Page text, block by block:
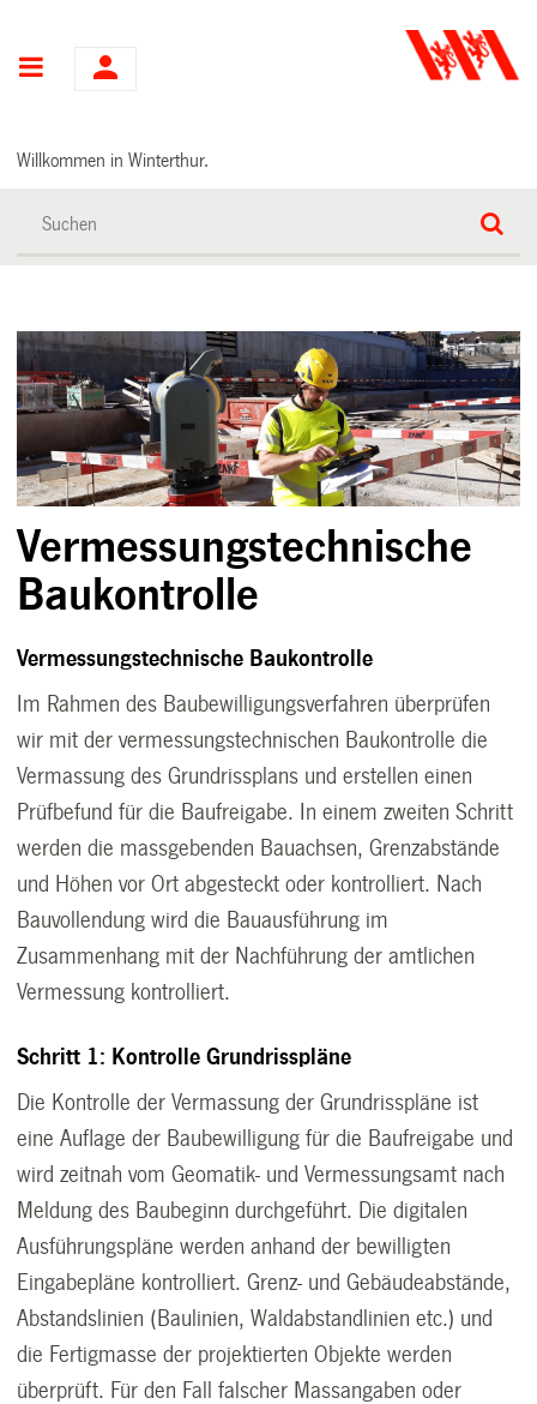
Hauptnavigation
Willkommen in Winterthur.
Vermessungstechnische
Baukontrolle
Vermessungstechnische Baukontrolle
Im Rahmen des Baubewilligungsverfahren überprüfen
wir mit der vermessungstechnischen Baukontrolle die
Vermassung des Grundrissplans und erstellen einen
Prüfbefund für die Baufreigabe. In einem zweiten Schritt
werden die massgebenden Bauachsen, Grenzabstände
und Höhen vor Ort abgesteckt oder kontrolliert. Nach
Bauvollendung wird die Bauausführung im
Zusammenhang mit der Nachführung der amtlichen
Vermessung kontrolliert.
Schritt 1: Kontrolle Grundrisspläne
Die Kontrolle der Vermassung der Grundrisspläne ist
eine Auflage der Baubewilligung für die Baufreigabe und
wird zeitnah vom Geomatik- und Vermessungsamt nach
Meldung des Baubeginn durchgeführt. Die digitalen
Ausführungspläne werden anhand der bewilligten
Eingabepläne kontrolliert. Grenz- und Gebäudeabstände,
Abstandslinien (Baulinien, Waldabstandlinien etc.) und
die Fertigmasse der projektierten Objekte werden
überprüft. Für den Fall falscher Massangaben oder